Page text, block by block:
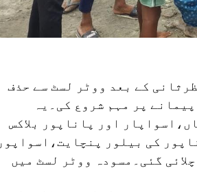
کے بعد ووٹر لسٹ سے حذف
پر مہم شروع کی۔یہ
اور پاناپور بلاکس
کی بیلور پنچایت،اسواپور
گئی۔مسودہ ووٹر لسٹ میں